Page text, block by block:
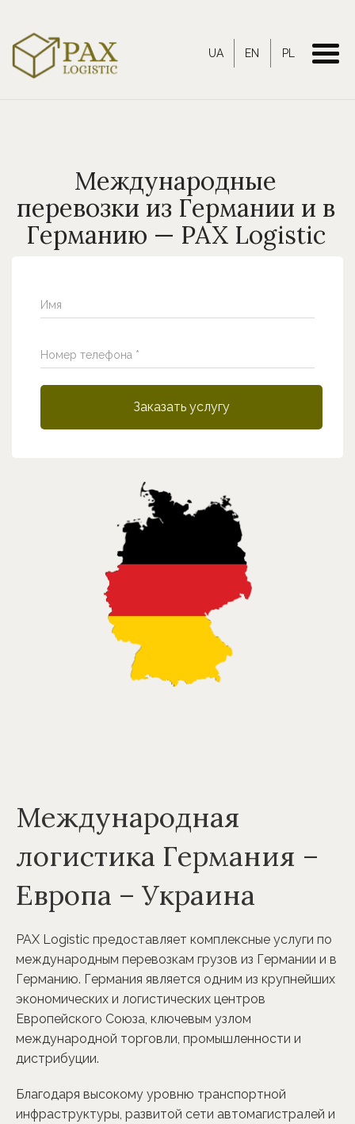
UA EN PL
Международные
перевозки из Германии и в
Германию — PAX Logistic
Имя
Номер телефона *
Заказать услугу
Международная
логистика Германия –
Европа – Украина
PAX Logistic предоставляет комплексные услуги по
международным перевозкам грузов из Германии и в
Германию. Германия является одним из крупнейших
экономических и логистических центров
Европейского Союза, ключевым узлом
международной торговли, промышленности и
дистрибуции.
Благодаря высокому уровню транспортной
инфраструктуры, развитой сети автомагистралей и